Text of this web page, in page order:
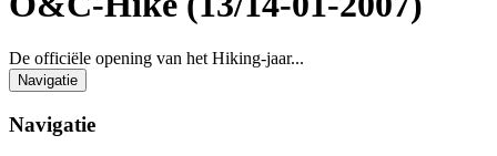
De officiële opening van het Hiking-jaar...
Navigatie
Navigatie